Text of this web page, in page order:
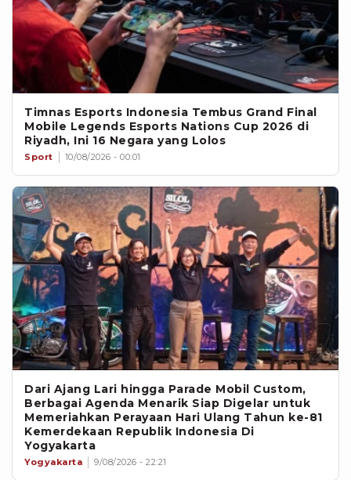
Timnas Esports Indonesia Tembus Grand Final
Mobile Legends Esports Nations Cup 2026 di
Riyadh, Ini 16 Negara yang Lolos
Sport 10/08/2026 - 00:01
Dari Ajang Lari hingga Parade Mobil Custom,
Berbagai Agenda Menarik Siap Digelar untuk
Memeriahkan Perayaan Hari Ulang Tahun ke-81
Kemerdekaan Republik Indonesia Di
Yogyakarta
Yogyakarta 9/08/2026 - 22:21